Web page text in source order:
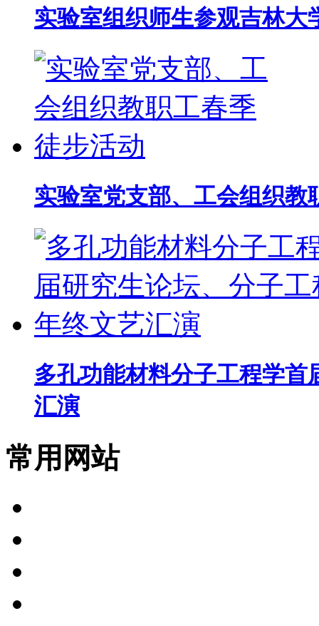
实验室组织师生参观吉林大
实验室党支部、工会组织教
多孔功能材料分子工程学
汇演
常用网站